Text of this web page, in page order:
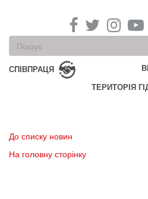
Пошукова
форма
Пошук
СПІВПРАЦЯ
ТЕРИТОРІЯ
До списку новин
На головну сторінку